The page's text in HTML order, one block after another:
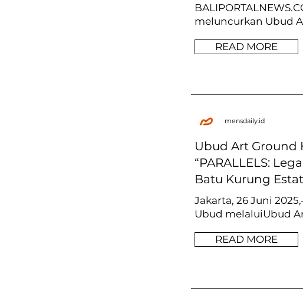
meluncurkan Ubud
READ MORE
mensdaily.id
Ubud Art Ground
“PARALLELS:
Batu Kurung
Jakarta, 26 Juni
Ubud melaluiUbud
READ MORE